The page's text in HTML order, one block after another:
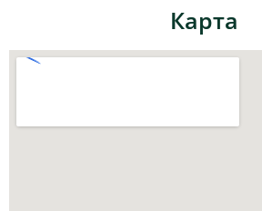
Карта